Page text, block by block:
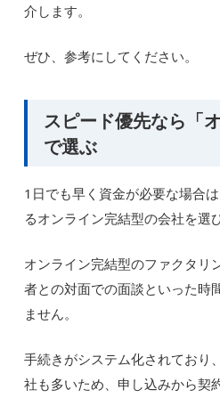
介します。
ぜひ、参考にしてください。
スピード優先なら「
で選ぶ
1日でも早く資金が必要な場合
るオンライン完結型の会社を選
オンライン完結型のファクタリ
者との対面での面談といった時
ません。
手続きがシステム化されており
社も多いため、申し込みから契